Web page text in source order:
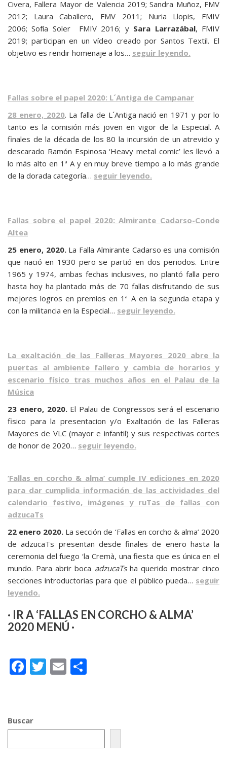
Civera, Fallera Mayor de Valencia 2019; Sandra Muñoz, FMV
2012; Laura Caballero, FMV 2011; Nuria Llopis, FMIV
2006; Sofía Soler FMIV 2016; y Sara Larrazábal, FMIV
2019; participan en un vídeo creado por Santos Textil. El
objetivo es rendir homenaje a los… seguir leyendo.
Fallas sobre el papel 2020: L´Antiga de Campanar
28 enero, 2020. La falla de L´Antiga nació en 1971 y por lo
tanto es la comisión más joven en vigor de la Especial. A
finales de la década de los 80 la incursión de un atrevido y
descarado Ramón Espinosa ‘Heavy metal comic’ les llevó a
lo más alto en 1ª A y en muy breve tiempo a lo más grande
de la dorada categoría… seguir leyendo.
Fallas sobre el papel 2020: Almirante Cadarso-Conde
Altea
25 enero, 2020. La Falla Almirante Cadarso es una comisión
que nació en 1930 pero se partió en dos periodos. Entre
1965 y 1974, ambas fechas inclusives, no plantó falla pero
hasta hoy ha plantado más de 70 fallas disfrutando de sus
mejores logros en premios en 1ª A en la segunda etapa y
con la militancia en la Especial… seguir leyendo.
La exaltación de las Falleras Mayores 2020 abre la
puertas al ambiente fallero y cambia de horarios y
escenario físico tras muchos años en el Palau de la
Música
23 enero, 2020.El Palau de Congressos será el escenario
fisico para la presentacion y/o Exaltación de las Falleras
Mayores de VLC (mayor e infantil) y sus respectivas cortes
de honor de 2020… seguir leyendo.
‘Fallas en corcho & alma’ cumple IV ediciones en 2020
para dar cumplida información de las actividades del
calendario festivo, imágenes y ruTas de fallas con
adzucaTs
22 enero 2020. La sección de ‘Fallas en corcho & alma’ 2020
de adzucaTs presentan desde finales de enero hasta la
ceremonia del fuego ‘la Cremà, una fiesta que es única en el
mundo. Para abrir boca adzucaTsha querido mostrar cinco
secciones introductorias para que el público pueda… seguir
leyendo.
· IR A ‘FALLAS EN CORCHO & ALMA’
2020 MENÚ ·
F
b
o
o
T E
ar
ti
Buscar